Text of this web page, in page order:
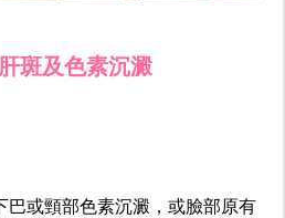
斑及色素沉澱
巴或頸部色素沉澱，或臉部原有